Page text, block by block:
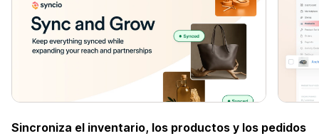
Sincroniza el inventario, los productos y los pedidos